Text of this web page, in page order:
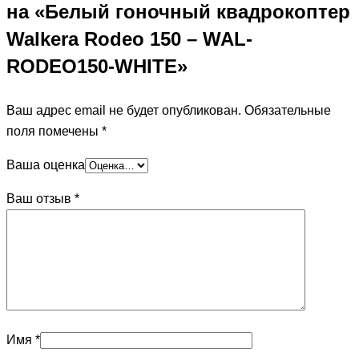
на «Белый гоночный квадрокоптер
Walkera Rodeo 150 – WAL-
RODEO150-WHITE»
Ваш адрес email не будет опубликован. Обязательные
поля помечены *
Ваша оценка
Ваш отзыв *
Имя *